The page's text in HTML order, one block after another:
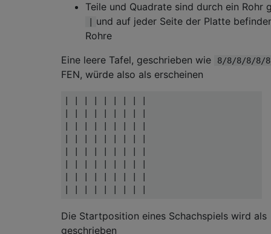
Teile und Quadrate sind durch ein Rohr
und auf jeder Seite der Platte
Rohre
Eine leere Tafel, geschrieben wie
8/8/8/8/8/
FEN, würde also als erscheinen
Die Startposition eines Schachspiels wird als
geschrieben